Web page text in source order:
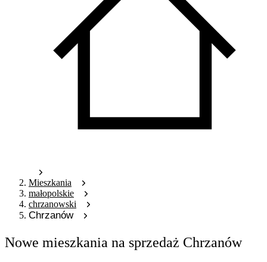
Mieszkania
małopolskie
chrzanowski
Chrzanów
Nowe mieszkania na sprzedaż Chrzanów